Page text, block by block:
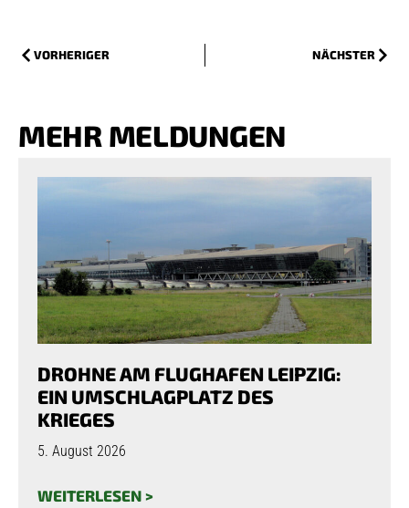
VORHERIGER NÄCHSTER
MEHR MELDUNGEN
DROHNE AM FLUGHAFEN LEIPZIG:
EIN UMSCHLAGPLATZ DES
KRIEGES
5. August 2026
WEITERLESEN >